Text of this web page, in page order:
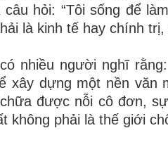
hỏi: “Tôi sống để
là kinh tế hay chính
nhiều người nghĩ
xây dựng một nền văn
được nỗi cô đơn,
không phải là thế giới